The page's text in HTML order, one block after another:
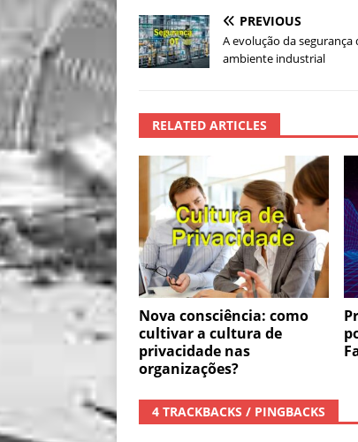
PREVIOUS
A evolução da segurança
ambiente industrial
RELATED ARTICLES
Nova consciência: como
cultivar a cultura de
privacidade nas
organizações?
4 TRACKBACKS / PINGBACKS